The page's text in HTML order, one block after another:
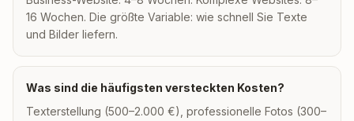
16 Wochen. Die größte Variable: wie schnell Sie Texte
und Bilder liefern.
Was sind die häufigsten versteckten Kosten?
Texterstellung (500–2.000 €), professionelle Fotos (300–